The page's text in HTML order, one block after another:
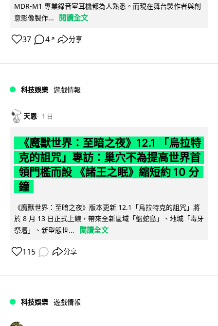
MDR-M1 專業錄音室耳機都為人熟悉。而現在舞台製作者與創
意影像製作...
閱讀全文
37 4 ↗ 分享
科技娛樂 遊戲情報
天恩 1 日
《魔獸世界：至暗之夜》12.1 「烏拉特
克的詛咒」專訪：巢穴不為提高世界首
領門檻而設 《諸王之眠》縮短約 10 分
鐘
《魔獸世界：至暗之夜》版本更新 12.1「烏拉特克的詛咒」將
於 8 月 13 日正式上線，帶來全新區域「盤蛇島」、地城「毒牙
祭壇」、新型態世...
閱讀全文
115 分享
科技娛樂 遊戲情報